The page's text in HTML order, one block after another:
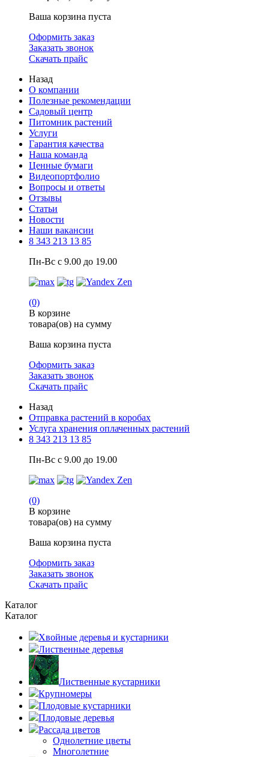
Ваша корзина пуста
Оформить заказ
Заказать звонок
Скачать прайс
Назад
О компании
Полезные рекомендации
Садовый центр
Питомник растений
Услуги
Гарантия качества
Наша команда
Ценные бумаги
Видеопортфолио
Вопросы и ответы
Отзывы
Статьи
Новости
Наши вакансии
8 343 213 13 85
Пн-Вс с 9.00 до 19.00
(0)
В корзине
товара(ов) на сумму
Ваша корзина пуста
Оформить заказ
Заказать звонок
Скачать прайс
Назад
Отправка растений в коробах
Услуга хранения оплаченных растений
8 343 213 13 85
Пн-Вс с 9.00 до 19.00
(0)
В корзине
товара(ов) на сумму
Ваша корзина пуста
Оформить заказ
Заказать звонок
Скачать прайс
Каталог
Каталог
Хвойные деревья и кустарники
Лиственные деревья
Лиственные кустарники
Крупномеры
Плодовые кустарники
Плодовые деревья
Рассада цветов
Однолетние цветы
Многолетние